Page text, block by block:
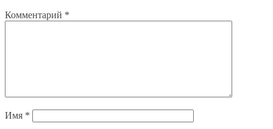
Комментарий *
Имя *